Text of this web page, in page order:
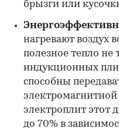
брызги или
нагревают воздух
полезное тепло не
индукционных
способны
электромагнитной
электроплит этот
до 70% в